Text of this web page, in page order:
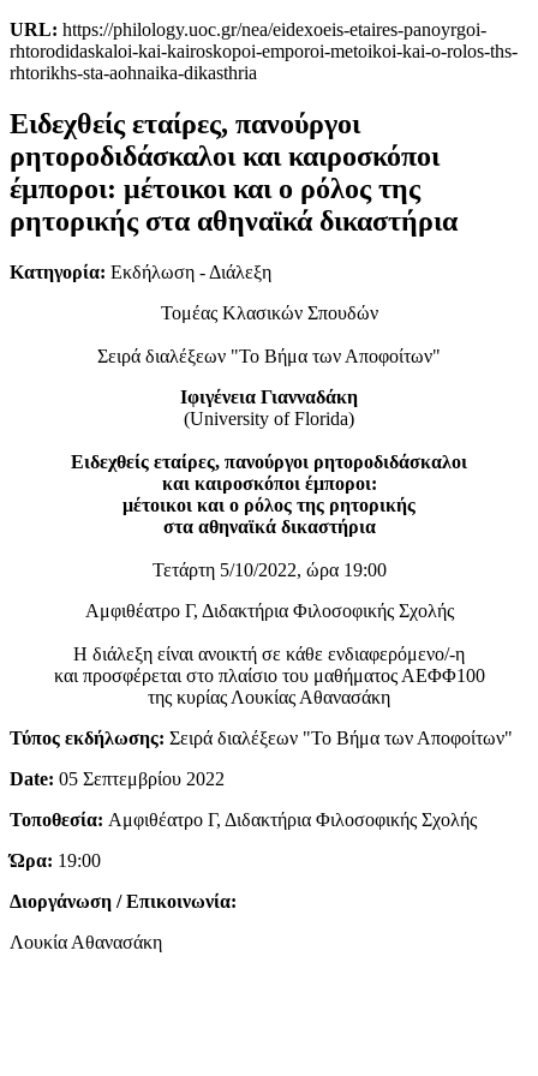
URL: https://philology.uoc.gr/nea/eidexoeis-etaires-panoyrgoi-
rhtorodidaskaloi-kai-kairoskopoi-emporoi-metoikoi-kai-o-rolos-ths-
rhtorikhs-sta-aohnaika-dikasthria
Ειδεχθείς εταίρες, πανούργοι
ρητοροδιδάσκαλοι και καιροσκόποι
έμποροι: μέτοικοι και ο ρόλος της
ρητορικής στα αθηναϊκά δικαστήρια
Κατηγορία: Εκδήλωση - Διάλεξη
Τομέας Κλασικών Σπουδών
Σειρά διαλέξεων "Το Βήμα των Αποφοίτων"
Ιφιγένεια Γιανναδάκη
(University of Florida)
Ειδεχθείς εταίρες, πανούργοι ρητοροδιδάσκαλοι
και καιροσκόποι έμποροι:
μέτοικοι και ο ρόλος της ρητορικής
στα αθηναϊκά δικαστήρια
Τετάρτη 5/10/2022, ώρα 19:00
Αμφιθέατρο Γ, Διδακτήρια Φιλοσοφικής Σχολής
Η διάλεξη είναι ανοικτή σε κάθε ενδιαφερόμενο/-η
και προσφέρεται στο πλαίσιο του μαθήματος ΑΕΦΦ100
της κυρίας Λουκίας Αθανασάκη
Τύπος εκδήλωσης: Σειρά διαλέξεων "Το Βήμα των Αποφοίτων"
Date: 05 Σεπτεμβρίου 2022
Τοποθεσία: Αμφιθέατρο Γ, Διδακτήρια Φιλοσοφικής Σχολής
Ώρα: 19:00
Διοργάνωση / Επικοινωνία:
Λουκία Αθανασάκη